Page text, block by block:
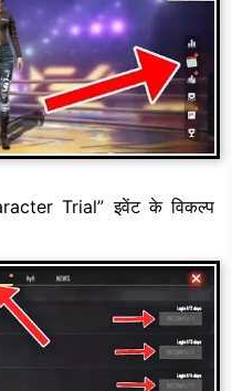
Trial” इवेंट के विकल्प